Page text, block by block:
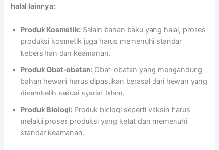
halal lainnya:
Produk Kosmetik: Selain bahan baku yang halal, proses
produksi kosmetik juga harus memenuhi standar
kebersihan dan keamanan.
Produk Obat-obatan: Obat-obatan yang mengandung
bahan hewani harus dipastikan berasal dari hewan yang
disembelih sesuai syariat Islam.
Produk Biologi: Produk biologi seperti vaksin harus
melalui proses produksi yang ketat dan memenuhi
standar keamanan.